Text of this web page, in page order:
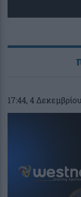
17:44, 4